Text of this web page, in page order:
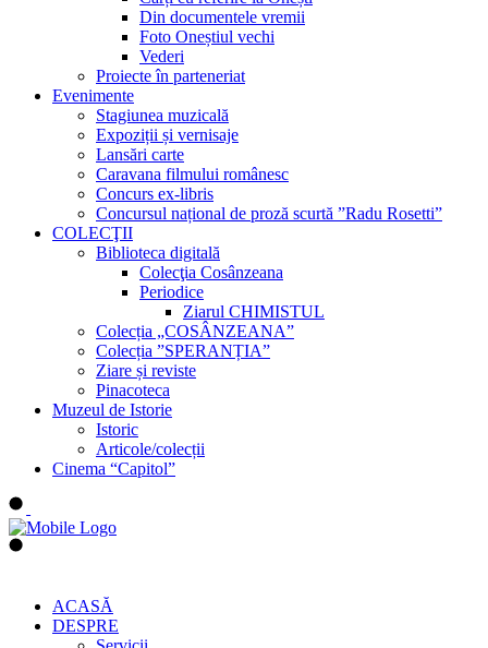
Din documentele vremii
Foto Oneștiul vechi
Vederi
Proiecte în parteneriat
Evenimente
Stagiunea muzicală
Expoziții și vernisaje
Lansări carte
Caravana filmului românesc
Concurs ex-libris
Concursul național de proză scurtă ”Radu Rosetti”
COLECŢII
Biblioteca digitală
Colecţia Cosânzeana
Periodice
Ziarul CHIMISTUL
Colecția „COSÂNZEANA”
Colecția ”SPERANȚIA”
Ziare și reviste
Pinacoteca
Muzeul de Istorie
Istoric
Articole/colecții
Cinema “Capitol”
ACASĂ
DESPRE